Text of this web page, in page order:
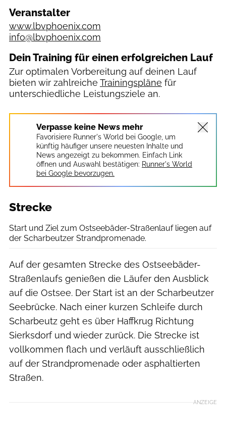
Veranstalter
www.lbvphoenix.com
info@lbvphoenix.com
Dein Training für einen erfolgreichen Lauf
Zur optimalen Vorbereitung auf deinen Lauf
bieten wir zahlreiche Trainingspläne für
unterschiedliche Leistungsziele an.
Verpasse keine News mehr
Favorisiere Runner's World bei Google, um
künftig häufiger unsere neuesten Inhalte und
News angezeigt zu bekommen. Einfach Link
öffnen und Auswahl bestätigen: Runner's World
bei Google bevorzugen.
Strecke
Start und Ziel zum Ostseebäder-Straßenlauf liegen auf
der Scharbeutzer Strandpromenade.
Auf der gesamten Strecke des Ostseebäder-
Straßenlaufs genießen die Läufer den Ausblick
auf die Ostsee. Der Start ist an der Scharbeutzer
Seebrücke. Nach einer kurzen Schleife durch
Scharbeutz geht es über Haffkrug Richtung
Sierksdorf und wieder zurück. Die Strecke ist
vollkommen flach und verläuft ausschließlich
auf der Strandpromenade oder asphaltierten
Straßen.
ANZEIGE